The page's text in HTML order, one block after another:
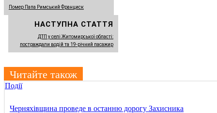
Помер Папа Римський Франциск
НАСТУПНА СТАТТЯ
ДТП у селі Житомирської області:
постраждали водій та 19-річний пасажир
Читайте також
Події
Черняхівщина проведе в останню дорогу Захисника